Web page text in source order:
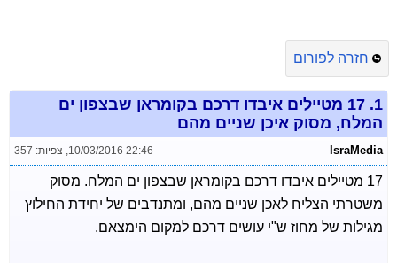
חזרה לפורום
1.
17 מטיילים איבדו דרכם בקומראן שבצפון ים
המלח, מסוק איכן שניים מהם
IsraMedia
10/03/2016 22:46
, צפיות: 357
17 מטיילים איבדו דרכם בקומראן שבצפון ים המלח. מסוק
משטרתי הצליח לאכן שניים מהם, ומתנדבים של יחידת החילוץ
מגילות של מחוז ש"י עושים דרכם למקום הימצאם.